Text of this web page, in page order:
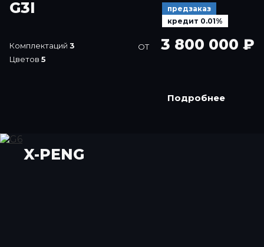
G3I
предзаказ
кредит 0.01%
Комплектаций 3
Цветов 5
ОТ 3 800 000 ₽
Подробнее
X-PENG